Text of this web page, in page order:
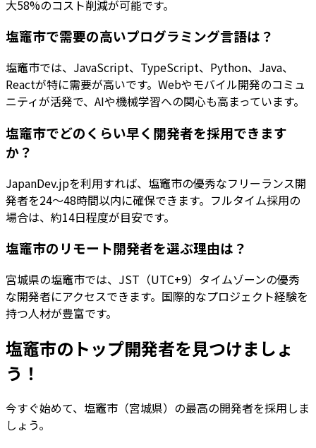
大58%のコスト削減が可能です。
塩竈市で需要の高いプログラミング言語は？
塩竈市では、JavaScript、TypeScript、Python、Java、
Reactが特に需要が高いです。Webやモバイル開発のコミュ
ニティが活発で、AIや機械学習への関心も高まっています。
塩竈市でどのくらい早く開発者を採用できます
か？
JapanDev.jpを利用すれば、塩竈市の優秀なフリーランス開
発者を24〜48時間以内に確保できます。フルタイム採用の
場合は、約14日程度が目安です。
塩竈市のリモート開発者を選ぶ理由は？
宮城県の塩竈市では、JST（UTC+9）タイムゾーンの優秀
な開発者にアクセスできます。国際的なプロジェクト経験を
持つ人材が豊富です。
塩竈市のトップ開発者を見つけましょ
う！
今すぐ始めて、塩竈市（宮城県）の最高の開発者を採用しま
しょう。